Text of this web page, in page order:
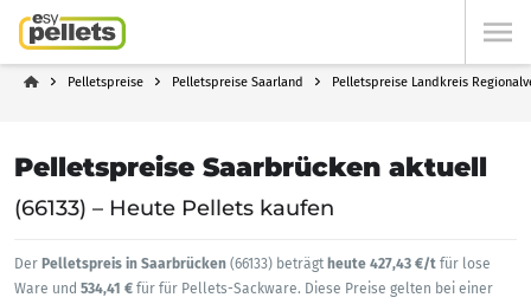
Pelletspreise Pelletspreise Saarland Pelletspreise Landkreis
Pelletspreise Saarbrücken aktuell
(66133) – Heute Pellets kaufen
Der Pelletspreis in Saarbrücken (66133) beträgt heute 427,43 €/t für lose
Ware und 534,41 € für für Pellets-Sackware. Diese Preise gelten bei einer